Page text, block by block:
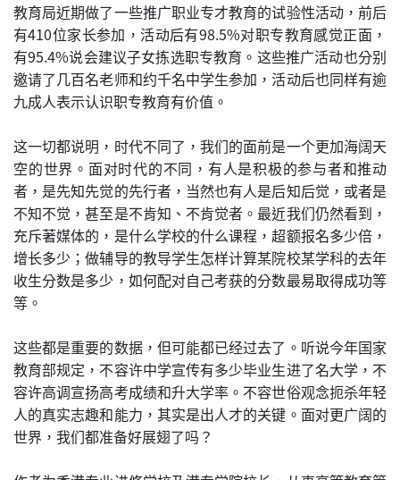
教育局近期做了一些推广职业专才教育的试验性活动，前后
有410位家长参加，活动后有98.5%对职专教育感觉正面，
有95.4%说会建议子女拣选职专教育。这些推广活动也分别
邀请了几百名老师和约千名中学生参加，活动后也同样有逾
九成人表示认识职专教育有价值。
这一切都说明，时代不同了，我们的面前是一个更加海阔天
空的世界。面对时代的不同，有人是积极的参与者和推动
者，是先知先觉的先行者，当然也有人是后知后觉，或者是
不知不觉，甚至是不肯知、不肯觉者。最近我们仍然看到，
充斥著媒体的，是什么学校的什么课程，超额报名多少倍，
增长多少；做辅导的教导学生怎样计算某院校某学科的去年
收生分数是多少，如何配对自己考获的分数最易取得成功等
等。
这些都是重要的数据，但可能都已经过去了。听说今年国家
教育部规定，不容许中学宣传有多少毕业生进了名大学，不
容许高调宣扬高考成绩和升大学率。不容世俗观念扼杀年轻
人的真实志趣和能力，其实是出人才的关键。面对更广阔的
世界，我们都准备好展翅了吗？